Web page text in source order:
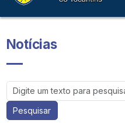
Notícias
Pesquisar